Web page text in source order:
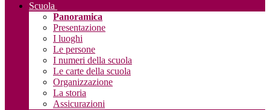
Scuola
Panoramica
Presentazione
I luoghi
Le persone
I numeri della scuola
Le carte della scuola
Organizzazione
La storia
Assicurazioni